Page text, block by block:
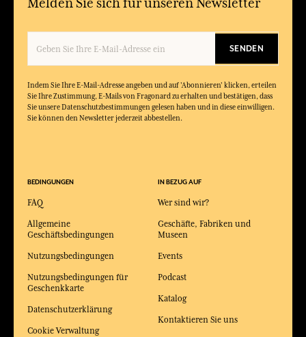
SENDEN
Indem Sie Ihre E-Mail-Adresse angeben und auf 'Abonnieren' klicken, erteilen
Sie Ihre Zustimmung, E-Mails von Fragonard zu erhalten und bestätigen, dass
Sie unsere Datenschutzbestimmungen gelesen haben und in diese einwilligen.
Sie können den Newsletter jederzeit abbestellen.
BEDINGUNGEN
FAQ
Allgemeine
Geschäftsbedingungen
Nutzungsbedingungen
Nutzungsbedingungen für
Geschenkkarte
Datenschutzerklärung
Cookie Verwaltung
IN BEZUG AUF
Wer sind wir?
Geschäfte, Fabriken und
Museen
Events
Podcast
Katalog
Kontaktieren Sie uns